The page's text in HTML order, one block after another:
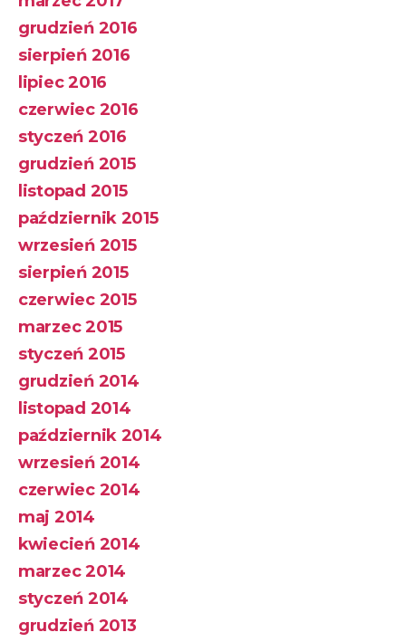
grudzień 2016
sierpień 2016
lipiec 2016
czerwiec 2016
styczeń 2016
grudzień 2015
listopad 2015
październik 2015
wrzesień 2015
sierpień 2015
czerwiec 2015
marzec 2015
styczeń 2015
grudzień 2014
listopad 2014
październik 2014
wrzesień 2014
czerwiec 2014
maj 2014
kwiecień 2014
marzec 2014
styczeń 2014
grudzień 2013